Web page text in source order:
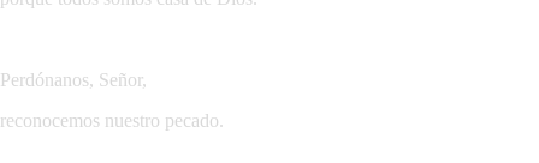
Perdónanos, Señor,
reconocemos nuestro pecado.